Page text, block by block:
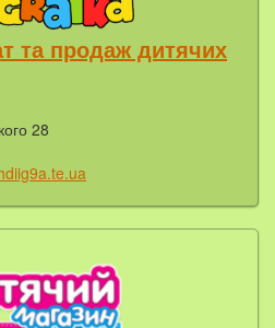
та продаж дитячих
28